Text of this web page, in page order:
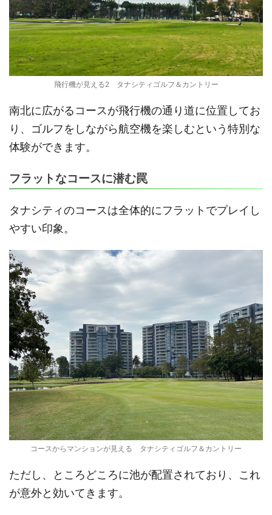
飛行機が見える2 タナシティゴルフ＆カントリー
南北に広がるコースが飛行機の通り道に位置してお
り、ゴルフをしながら航空機を楽しむという特別な
体験ができます。
フラットなコースに潜む罠
タナシティのコースは全体的にフラットでプレイし
やすい印象。
コースからマンションが見える タナシティゴルフ＆カントリー
ただし、ところどころに池が配置されており、これ
が意外と効いてきます。